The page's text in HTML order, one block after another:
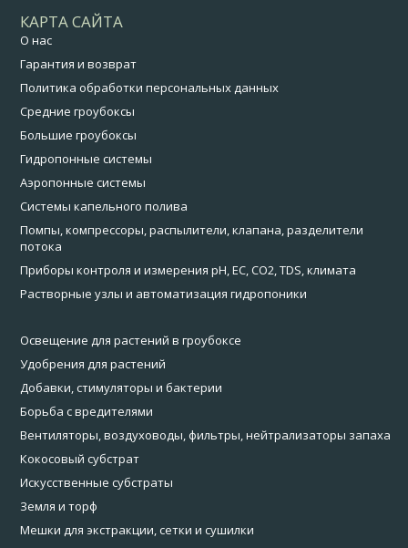
КАРТА САЙТА
О нас
Гарантия и возврат
Политика обработки персональных данных
Средние гроубоксы
Большие гроубоксы
Гидропонные системы
Аэропонные системы
Системы капельного полива
Помпы, компрессоры, распылители, клапана, разделители
потока
Приборы контроля и измерения pH, EC, CO2, TDS, климата
Растворные узлы и автоматизация гидропоники
Освещение для растений в гроубоксе
Удобрения для растений
Добавки, стимуляторы и бактерии
Борьба с вредителями
Вентиляторы, воздуховоды, фильтры, нейтрализаторы запаха
Кокосовый субстрат
Искусственные субстраты
Земля и торф
Мешки для экстракции, сетки и сушилки